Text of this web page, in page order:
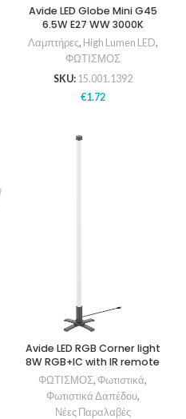
Avide LED Globe Mini G45
6.5W E27 WW 3000K
Λαμπτήρες, High Lumen LED,
ΦΩΤΙΣΜΟΣ
SKU: 15.001.1392
€1.72
Avide LED RGB Corner light
8W RGB+IC with IR remote
ΦΩΤΙΣΜΟΣ, Φωτιστικά,
Φωτιστικά Δαπέδου,
Νέες Παραλαβές